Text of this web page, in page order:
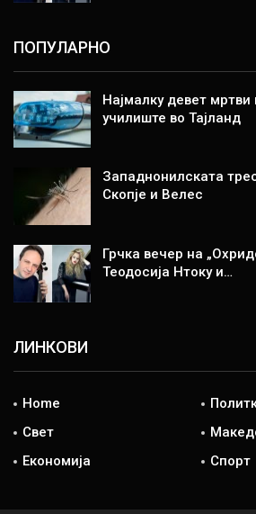
ПОПУЛАРНО
Најмалку девет мртви
училиште во Тајланд
Западнонилската
Скопје и Велес
Грчка вечер на
Теодосија Нтоку и…
ЛИНКОВИ
Home
Свет
Економија
Спорт